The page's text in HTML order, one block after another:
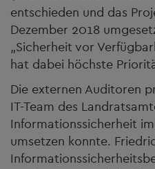
entschieden und das
Dezember 2018
„Sicherheit vor
hat dabei höchste
Die externen Auditoren
IT-Team des
Informationssicherheit im
umsetzen konnte.